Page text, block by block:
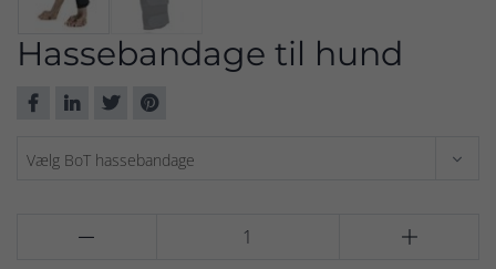
Hassebandage til hund
 